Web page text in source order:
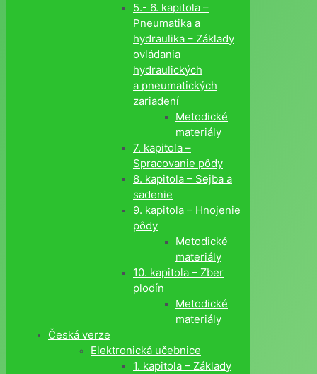
5.- 6. kapitola –
Pneumatika a
hydraulika – Základy
ovládania
hydraulických
a pneumatických
zariadení
Metodické
materiály
7. kapitola –
Spracovanie pôdy
8. kapitola – Sejba a
sadenie
9. kapitola – Hnojenie
pôdy
Metodické
materiály
10. kapitola – Zber
plodín
Metodické
materiály
Česká verze
Elektronická učebnice
1. kapitola – Základy